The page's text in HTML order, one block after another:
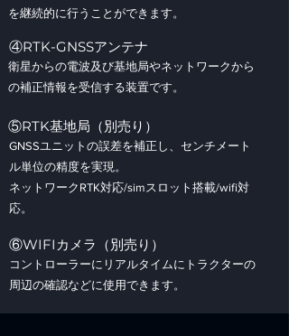
を継続的に行うことができます。
④RTK-GNSSアンテナ
衛星からの電波及び基地局やネットワークから
の補正情報を受信する装置です。
⑤RTK基地局（別売り）
GNSSユニットの誤差を補正し、センチメート
ル単位の精度を実現。
ネットワークRTK対応/simスロット搭載/wifi対
応。
⑥WIFIカメラ（別売り）
コントローラーにリアルタイムにトラクターの
周辺の確認などに使用できます。